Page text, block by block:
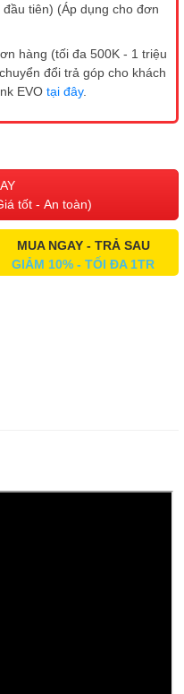
tiên) (Áp dụng cho đơn
hàng (tối đa 500K - 1 triệu
đổi trả góp cho khách
EVO tại đây.
tốt - An toàn)
MUA NGAY - TRẢ SAU
GIẢM 10% - TỐI ĐA 1TR